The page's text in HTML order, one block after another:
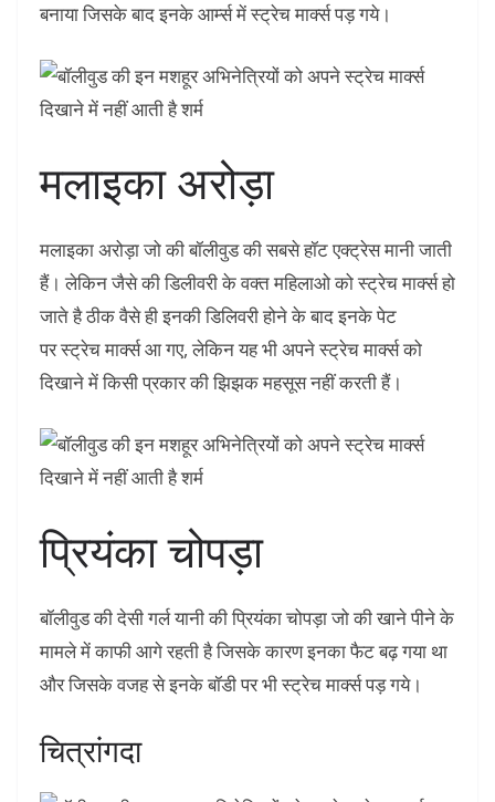
बनाया जिसके बाद इनके आर्म्स में स्ट्रेच मार्क्स पड़ गये।
मलाइका अरोड़ा
मलाइका अरोड़ा जो की बॉलीवुड की सबसे हॉट एक्ट्रेस मानी जाती
हैं। लेकिन जैसे की डिलीवरी के वक्त महिलाओ को स्ट्रेच मार्क्स हो
जाते है ठीक वैसे ही इनकी डिलिवरी होने के बाद इनके पेट
पर स्ट्रेच मार्क्स आ गए, लेकिन यह भी अपने स्ट्रेच मार्क्स को
दिखाने में किसी प्रकार की झिझक महसूस नहीं करती हैं।
प्रियंका चोपड़ा
बॉलीवुड की देसी गर्ल यानी की प्रियंका चोपड़ा जो की खाने पीने के
मामले में काफी आगे रहती है जिसके कारण इनका फैट बढ़ गया था
और जिसके वजह से इनके बॉडी पर भी स्ट्रेच मार्क्स पड़ गये।
चित्रांगदा